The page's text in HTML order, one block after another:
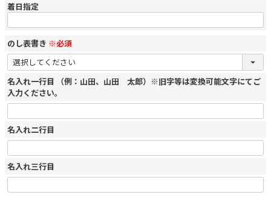
着日指定
のし表書き ※必須
名入れ一行目 （例：山田、山田 太郎）※旧字等は変換可能文字にてご
入力ください。
名入れ二行目
名入れ三行目